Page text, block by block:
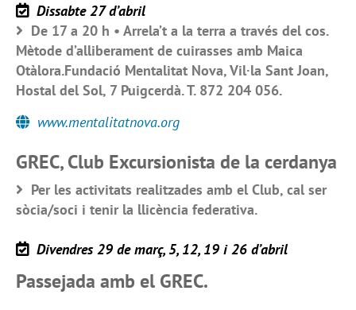
Dissabte 27 d’abril
De 17 a 20 h • Arrela’t a la terra a través del cos.
Mètode d’alliberament de cuirasses amb Maica
Otàlora.Fundació Mentalitat Nova, Vil·la Sant Joan,
Hostal del Sol, 7 Puigcerdà. T. 872 204 056.
www.mentalitatnova.org
GREC, Club Excursionista de la cerdanya
Per les activitats realitzades amb el Club, cal ser
sòcia/soci i tenir la llicència federativa.
Divendres 29 de març, 5, 12, 19 i 26 d’abril
Passejada amb el GREC.